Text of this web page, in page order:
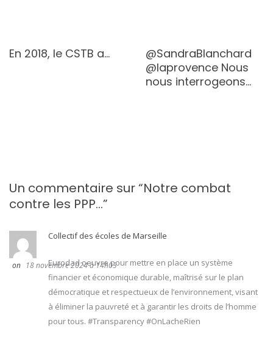
En 2018, le CSTB a…
@SandraBlanchard
@laprovence Nous
nous interrogeons…
Un commentaire sur “Notre combat
contre les PPP…”
Collectif des écoles de Marseille
18 novembre 2024 à 14h03
Eurodad oeuvre pour mettre en place un système
financier et économique durable, maîtrisé sur le plan
démocratique et respectueux de l’environnement, visant
à éliminer la pauvreté et à garantir les droits de l’homme
pour tous. #Transparency #OnLacheRien